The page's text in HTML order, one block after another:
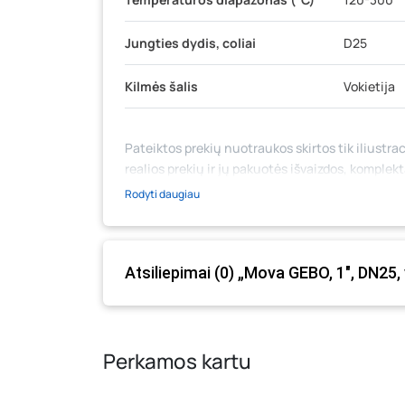
Jungties dydis, coliai D25
Kilmės šalis Vokietija
Pateiktos prekių nuotraukos skirtos tik
realios prekių ir jų pakuotės išvaizdos,
medžiaga su aprašymu) yra bendrinio
prašome vadovautis ta kaina, kuri galioja
Rodyti daugiau
Atsiliepimai (0) „Mova GEBO, 1",
Perkamos kartu